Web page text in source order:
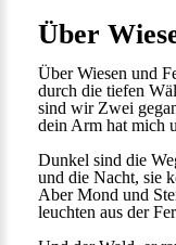
Über
Über Wiesen und
durch die tiefen
sind wir Zwei
dein Arm hat mich
Dunkel sind die
und die Nacht, sie
Aber Mond und
leuchten aus der